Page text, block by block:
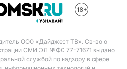
ООО «Дайджест ТВ». Св-во о
СМИ ЭЛ №ФС 77-71671 выдано
службой по надзору в сфере